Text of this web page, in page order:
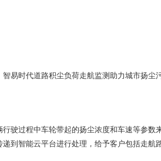
易时代道路积尘负荷走航监测助力城市扬尘
驶过程中车轮带起的扬尘浓度和车速等参数
到智能云平台进行处理，给予客户包括走航